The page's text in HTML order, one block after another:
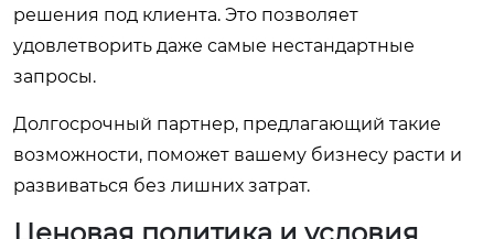
решения под клиента. Это позволяет
удовлетворить даже самые нестандартные
запросы.
Долгосрочный партнер, предлагающий такие
возможности, поможет вашему бизнесу расти и
развиваться без лишних затрат.
Ценовая политика и условия